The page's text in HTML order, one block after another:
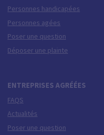
Personnes handicapées
Personnes agées
Poser une question
Déposer une plainte
ENTREPRISES AGRÉÉES
FAQS
Actualités
Poser une question